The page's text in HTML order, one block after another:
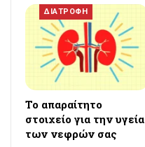
ΔΙΑΤΡΟΦΗ
Το απαραίτητο
στοιχείο για την υγεία
των νεφρών σας